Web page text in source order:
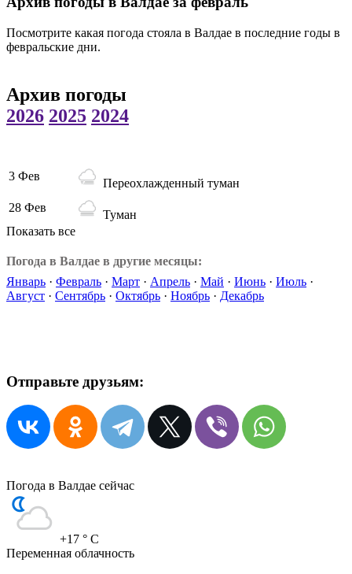
Посмотрите какая погода стояла в Валдае в последние годы в
февральские дни.
Архив погоды
2026 2025 2024
3 Фев
Переохлажденный туман
28 Фев
Туман
Показать все
Погода в Валдае в другие месяцы:
Январь · Февраль · Март · Апрель · Май · Июнь · Июль ·
Август · Сентябрь · Октябрь · Ноябрь · Декабрь
Отправьте друзьям:
Погода в Валдае сейчас
+17 ° C
Переменная облачность